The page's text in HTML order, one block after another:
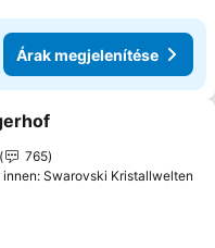
Árak megjelenítése
a kedvencekhez
765
Swarovski Kristallwelten